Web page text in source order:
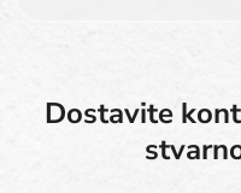
Dostavite